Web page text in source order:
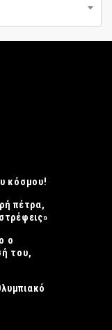
κόσμου!
πέτρα,
ο
του,